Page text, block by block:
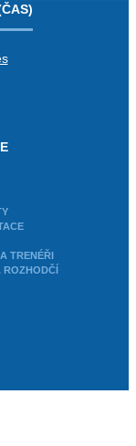
TRENÉŘI